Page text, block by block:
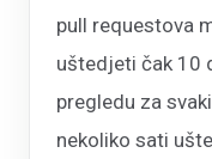
pull requestova
uštedjeti čak 10
pregledu za
nekoliko sati